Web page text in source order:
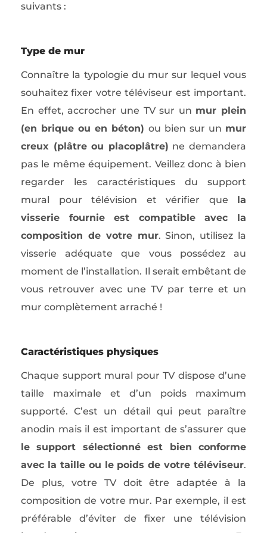
suivants :
Type de mur
Connaître la typologie du mur sur lequel vous
souhaitez fixer votre téléviseur est important.
En effet, accrocher une TV sur un mur plein
(en brique ou en béton) ou bien sur un mur
creux (plâtre ou placoplâtre) ne demandera
pas le même équipement. Veillez donc à bien
regarder les caractéristiques du support
mural pour télévision et vérifier que la
visserie fournie est compatible avec la
composition de votre mur. Sinon, utilisez la
visserie adéquate que vous possédez au
moment de l’installation. Il serait embêtant de
vous retrouver avec une TV par terre et un
mur complètement arraché !
Caractéristiques physiques
Chaque support mural pour TV dispose d’une
taille maximale et d’un poids maximum
supporté. C’est un détail qui peut paraître
anodin mais il est important de s’assurer que
le support sélectionné est bien conforme
avec la taille ou le poids de votre téléviseur.
De plus, votre TV doit être adaptée à la
composition de votre mur. Par exemple, il est
préférable d’éviter de fixer une télévision